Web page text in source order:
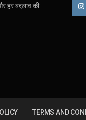
हर बदलाव की
TERMS AND